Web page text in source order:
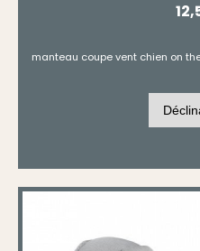
manteau coupe vent chien on